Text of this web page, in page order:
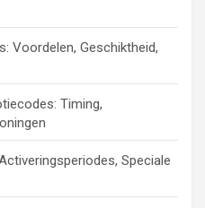
Voordelen, Geschiktheid,
Timing,
Speciale